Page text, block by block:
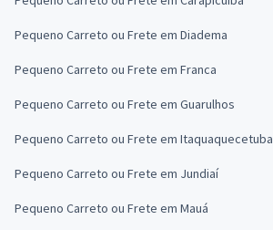
Pequeno Carreto ou Frete em Diadema
Pequeno Carreto ou Frete em Franca
Pequeno Carreto ou Frete em Guarulhos
Pequeno Carreto ou Frete em Itaquaquecetuba
Pequeno Carreto ou Frete em Jundiaí
Pequeno Carreto ou Frete em Mauá